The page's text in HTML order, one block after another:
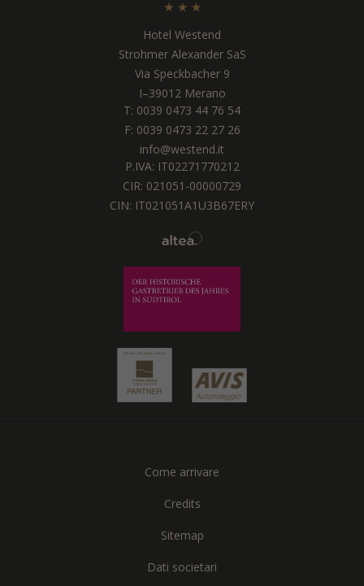
Hotel Westend
Strohmer Alexander SaS
Via Speckbacher 9
I–39012 Merano
T: 0039 0473 44 76 54
F: 0039 0473 22 27 26
info@westend.it
P.IVA: IT02271770212
CIR: 021051-00000729
CIN: IT021051A1U3B67ERY
Come arrivare
Credits
Sitemap
Dati societari